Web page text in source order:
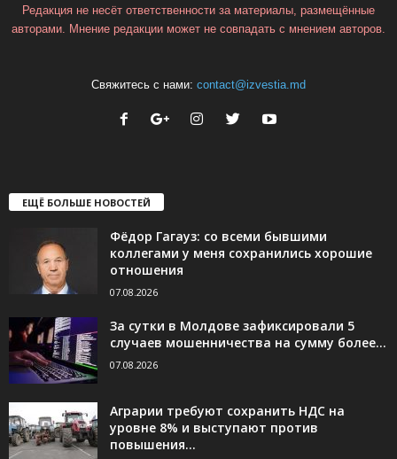
Редакция не несёт ответственности за материалы, размещённые
авторами. Мнение редакции может не совпадать с мнением авторов.
Свяжитесь с нами: contact@izvestia.md
ЕЩЁ БОЛЬШЕ НОВОСТЕЙ
Фёдор Гагауз: со всеми бывшими
коллегами у меня сохранились хорошие
отношения
07.08.2026
За сутки в Молдове зафиксировали 5
случаев мошенничества на сумму более...
07.08.2026
Аграрии требуют сохранить НДС на
уровне 8% и выступают против
повышения...